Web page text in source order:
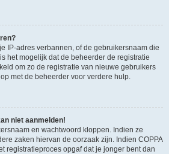
IP-adres verbannen, of de gebruikersnaam die
het mogelijk dat de beheerder de registratie
om zo de registratie van nieuwe gebruikers
met de beheerder voor verdere hulp.
niet aanmelden!
en wachtwoord kloppen. Indien ze
zaken hiervan de oorzaak zijn. Indien COPPA
registratieproces opgaf dat je jonger bent dan